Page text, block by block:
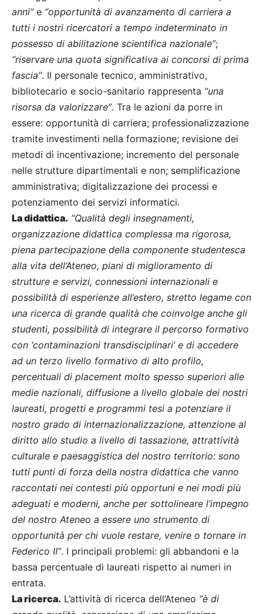
anni”e “opportunità di avanzamento di carriera a
tutti i nostri ricercatori a tempo indeterminato in
possesso di abilitazione scientifica nazionale”;
“riservare una quota significativa ai concorsi di prima
fascia”. Il personale tecnico, amministrativo,
bibliotecario e socio-sanitario rappresenta “una
risorsa da valorizzare”. Tra le azioni da porre in
essere: opportunità di carriera; professionalizzazione
tramite investimenti nella formazione; revisione dei
metodi di incentivazione; incremento del personale
nelle strutture dipartimentali e non; semplificazione
amministrativa; digitalizzazione dei processi e
potenziamento dei servizi informatici.
La didattica. “Qualità degli insegnamenti,
organizzazione didattica complessa ma rigorosa,
piena partecipazione della componente studentesca
alla vita dell’Ateneo, piani di miglioramento di
strutture e servizi, connessioni internazionali e
possibilità di esperienze all’estero, stretto legame con
una ricerca di grande qualità che coinvolge anche gli
studenti, possibilità di integrare il percorso formativo
con ‘contaminazioni transdisciplinari’ e di accedere
ad un terzo livello formativo di alto profilo,
percentuali di placement molto spesso superiori alle
medie nazionali, diffusione a livello globale dei nostri
laureati, progetti e programmi tesi a potenziare il
nostro grado di internazionalizzazione, attenzione al
diritto allo studio a livello di tassazione, attrattività
culturale e paesaggistica del nostro territorio: sono
tutti punti di forza della nostra didattica che vanno
raccontati nei contesti più opportuni e nei modi più
adeguati e moderni, anche per sottolineare l’impegno
del nostro Ateneo a essere uno strumento di
opportunità per chi vuole restare, venire o tornare in
Federico II”. I principali problemi: gli abbandoni e la
bassa percentuale di laureati rispetto ai numeri in
entrata.
La ricerca. L’attività di ricerca dell’Ateneo “è di